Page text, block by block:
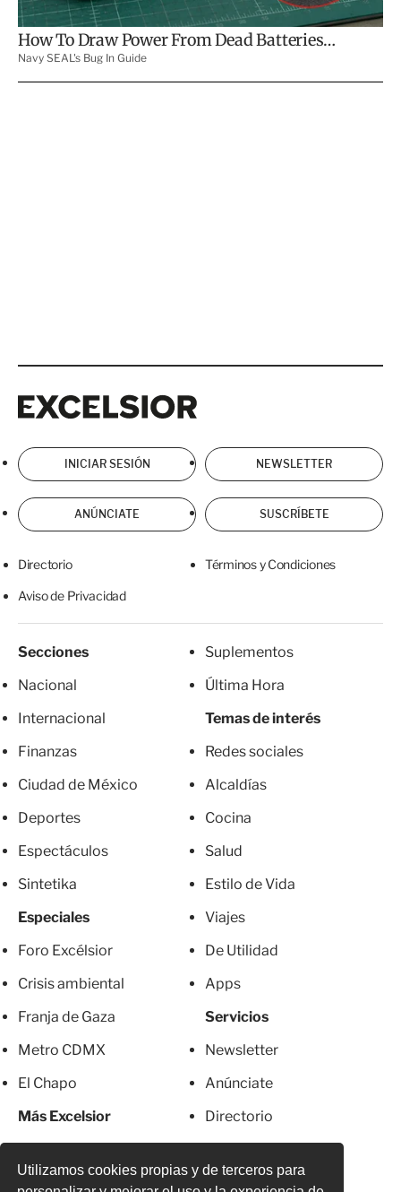
Utilizamos cookies propias y de terceros para
INICIAR SESIÓN NEWSLETTER
ANÚNCIATE SUSCRÍBETE
Directorio Términos y Condiciones
Aviso de Privacidad
Secciones
Nacional
Internacional
Finanzas
Ciudad de México
Deportes
Espectáculos
Sintetika
Especiales
Foro Excélsior
Crisis ambiental
Franja de Gaza
Metro CDMX
El Chapo
Más Excelsior
Suplementos
Última Hora
Temas de interés
Redes sociales
Alcaldías
Cocina
Salud
Estilo de Vida
Viajes
De Utilidad
Apps
Servicios
Newsletter
Anúnciate
Directorio